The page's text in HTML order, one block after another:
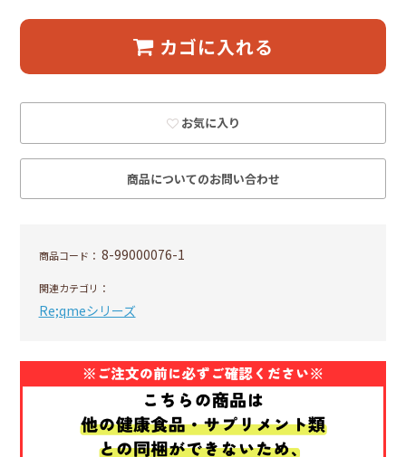
カゴに入れる
お気に入り
商品についてのお問い合わせ
商品コード： 8-99000076-1
関連カテゴリ：
Re;qmeシリーズ